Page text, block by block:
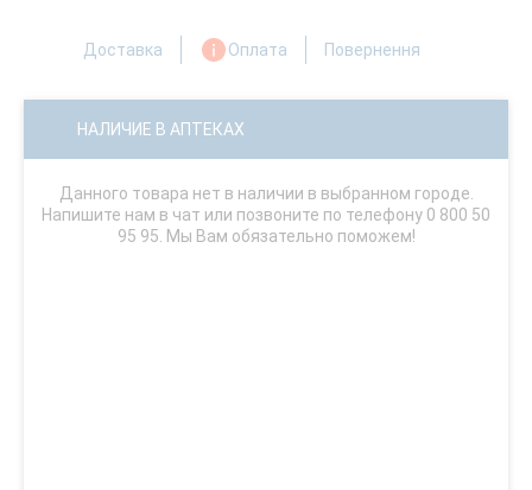
Доставка Оплата Повернення
НАЛИЧИЕ В АПТЕКАХ
Данного товара нет в наличии в выбранном городе.
Напишите нам в чат или позвоните по телефону 0 800 50
95 95. Мы Вам обязательно поможем!